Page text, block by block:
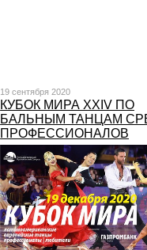
19 сентября 2020
КУБОК МИРА XXIV ПО
БАЛЬНЫМ ТАНЦАМ
ПРОФЕССИОНАЛОВ